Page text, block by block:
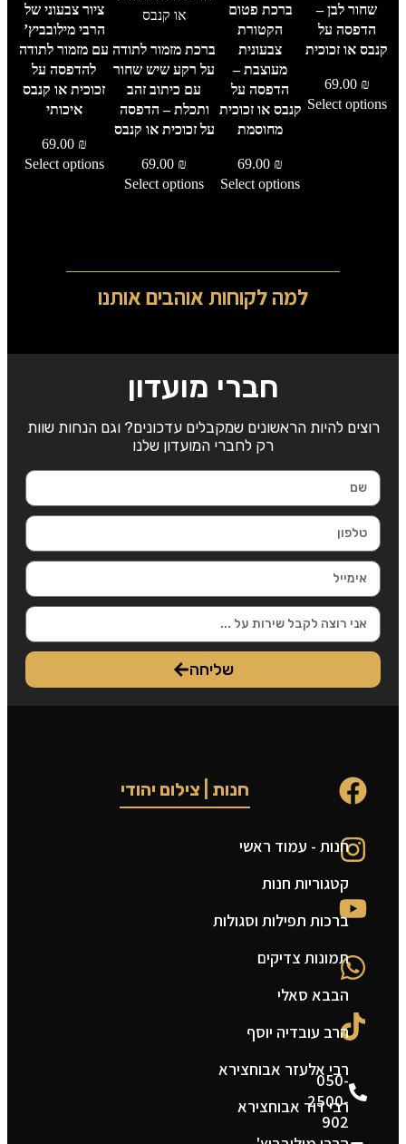
שחור לבן –
הדפסה על
קנבס או זכוכית
69.00 ₪
Select options
ברכת פטום
הקטורת
צבעונית
מעוצבת –
הדפסה על
קנבס או זכוכית
מחוסמת
69.00 ₪
Select options
ברכת מזמור לתודה
על רקע שיש שחור
עם כיתוב זהב
ותכלת – הדפסה
על זכוכית או קנבס
69.00 ₪
Select options
ציור צבעוני של
הרבי מילובביץ’
עם מזמור לתודה
להדפסה על
זכוכית או קנבס
איכותי
69.00 ₪
Select options
למה לקוחות אוהבים אותנו
חברי מועדון
רוצים להיות הראשונים שמקבלים עדכונים? וגם הנחות שוות
רק לחברי המועדון שלנו
שליחה
050-
2500-
902
חנות | צילום יהודי
חנות - עמוד ראשי
קטגוריות חנות
ברכות תפילות וסגולות
תמונות צדיקים
הבבא סאלי
הרב עובדיה יוסף
רבי אלעזר אבוחצירא
רבי דוד אבוחצירא